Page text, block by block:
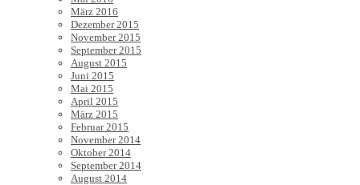
März 2016
Dezember 2015
November 2015
September 2015
August 2015
Juni 2015
Mai 2015
April 2015
März 2015
Februar 2015
November 2014
Oktober 2014
September 2014
August 2014